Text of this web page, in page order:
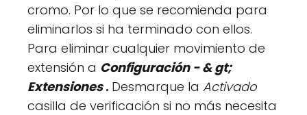
cromo. Por lo que se recomienda para
eliminarlos si ha terminado con ellos.
Para eliminar cualquier movimiento de
extensión a Configuración - & gt;
Extensiones. Desmarque la Activado
casilla de verificación si no más necesita